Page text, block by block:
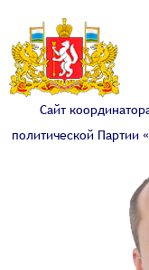
Сайт
политической Партии